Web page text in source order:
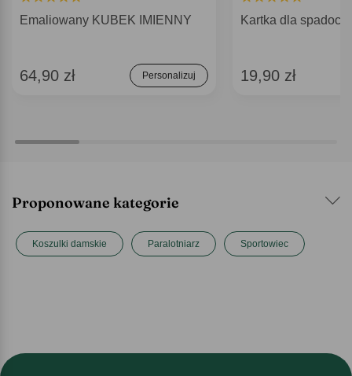
Emaliowany KUBEK IMIENNY
64,90 zł Personalizuj
Kartka dla
19,90 zł
Proponowane kategorie
Koszulki damskie Paralotniarz Sportowiec